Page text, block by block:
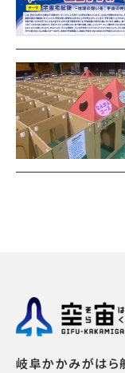
岐阜かかみがはら